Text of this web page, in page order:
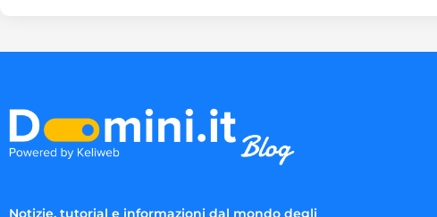
Notizie, tutorial e informazioni dal mondo degli